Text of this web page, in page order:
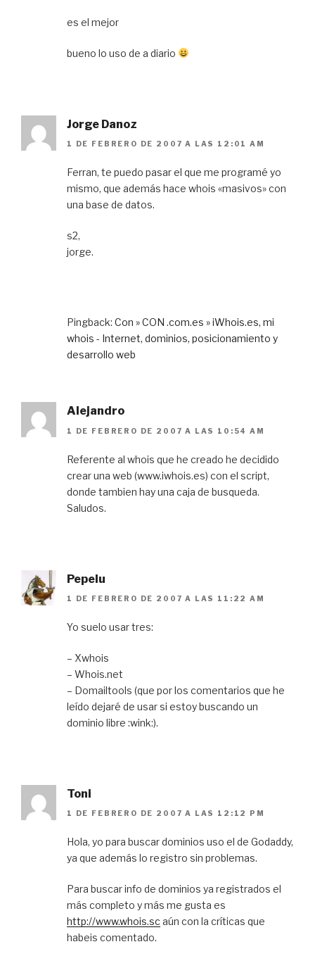
es el mejor
bueno lo uso de a diario
Jorge Danoz
1 DE FEBRERO DE 2007 A LAS 12:01 AM
Ferran, te puedo pasar el que me programé yo
mismo, que además hace whois «masivos» con
una base de datos.
s2,
jorge.
Pingback: Con » CON .com.es » iWhois.es, mi
whois - Internet, dominios, posicionamiento y
desarrollo web
Alejandro
1 DE FEBRERO DE 2007 A LAS 10:54 AM
Referente al whois que he creado he decidido
crear una web (www.iwhois.es) con el script,
donde tambien hay una caja de busqueda.
Saludos.
Pepelu
1 DE FEBRERO DE 2007 A LAS 11:22 AM
Yo suelo usar tres:
– Xwhois
– Whois.net
– Domailtools (que por los comentarios que he
leído dejaré de usar si estoy buscando un
dominio libre :wink:).
Toni
1 DE FEBRERO DE 2007 A LAS 12:12 PM
Hola, yo para buscar dominios uso el de Godaddy,
ya que además lo registro sin problemas.
Para buscar info de dominios ya registrados el
más completo y más me gusta es
http://www.whois.sc aún con la críticas que
habeis comentado.